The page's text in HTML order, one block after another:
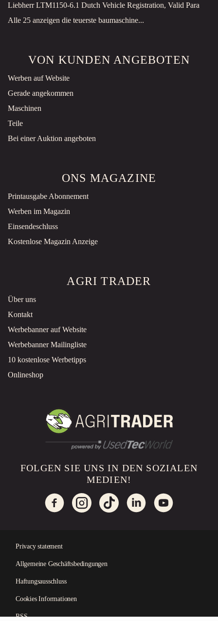
Liebherr LTM1150-6.1 Dutch Vehicle Registration, Valid Para
Alle 25 anzeigen die teuerste baumaschine...
VON KUNDEN ANGEBOTEN
Werben auf Website
Gerade angekommen
Maschinen
Teile
Bei einer Auktion angeboten
ONS MAGAZINE
Printausgabe Abonnement
Werben im Magazin
Einsendeschluss
Kostenlose Magazin Anzeige
AGRI TRADER
Über uns
Kontakt
Werbebanner auf Website
Werbebanner Mailingliste
10 kostenlose Werbetipps
Onlineshop
FOLGEN SIE UNS IN DEN SOZIALEN
MEDIEN!
Privacy statement
Allgemeine Geschäftsbedingungen
Haftungsausschluss
Cookies Informationen
RSS